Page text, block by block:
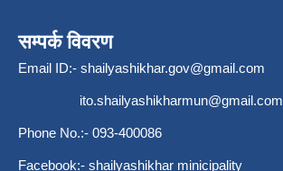
सम्पर्क विवरण
Email ID:- shailyashikhar.gov@gmail.com
ito.shailyashikharmun@gmail.com
Phone No.:- 093-400086
Facebook:- shailyashikhar minicipality